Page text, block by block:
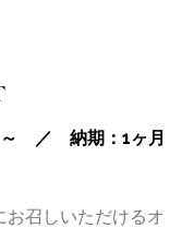
～ ／ 納期：1ヶ月
召しいただけるオ